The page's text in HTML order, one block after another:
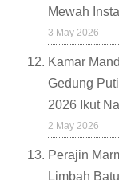
Mewah
3 May 2026
Kamar
Gedung
2026 Ikut
2 May 2026
Perajin
Limbah